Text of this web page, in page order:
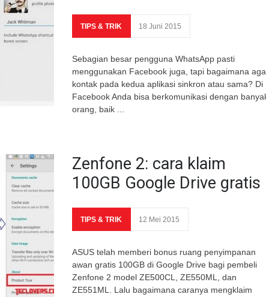
TIPS & TRIK 18 Juni 2015
Sebagian besar pengguna WhatsApp pasti
menggunakan Facebook juga, tapi bagaimana
kontak pada kedua aplikasi sinkron atau sama? Di
Facebook Anda bisa berkomunikasi dengan
orang, baik ...
Zenfone 2: cara klaim
100GB Google Drive gratis
TIPS & TRIK 12 Mei 2015
ASUS telah memberi bonus ruang penyimpanan
awan gratis 100GB di Google Drive bagi pembeli
Zenfone 2 model ZE500CL, ZE550ML, dan
ZE551ML. Lalu bagaimana caranya mengklaim